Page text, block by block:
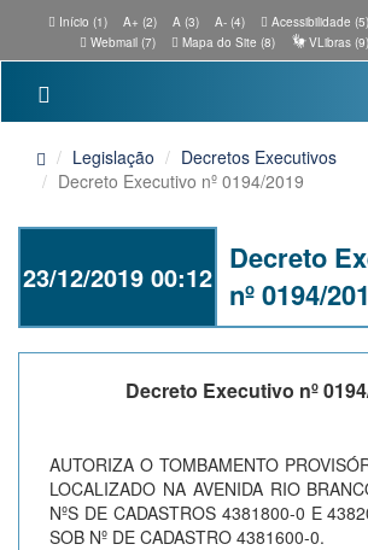
Início (1) A+ (2) A (3) A- (4) Acessibilidade (5)
Webmail (7)
Mapa do Site (8) VLibras (9)
Legislação
Decretos Executivos
Decreto Executivo nº 0194/2019
23/12/2019 00:12
Decreto
nº 0194/
Decreto Executivo nº
AUTORIZA O TOMBAMENTO
LOCALIZADO NA AVENIDA RIO
NºS DE CADASTROS 4381800-0 E
SOB Nº DE CADASTRO 4381600-0.